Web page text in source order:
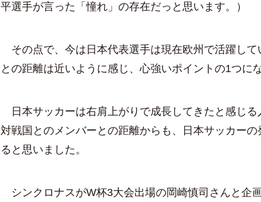
平選手が言った「憧れ」の存在だっと思います。）
その点で、今は日本代表選手は現在欧州で活躍して
との距離は近いように感じ、心強いポイントの1つに
日本サッカーは右肩上がりで成長してきたと感じる
対戦国とのメンバーとの距離からも、日本サッカーの
ると思いました。
シンクロナスがW杯3大会出場の岡崎慎司さんと企